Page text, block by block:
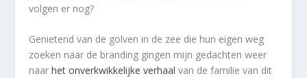
volgen er nog?
Genietend van de golven in de zee die hun eigen weg
zoeken naar de branding gingen mijn gedachten weer
naarhet onverkwikkelijke verhaal van de familie van dit